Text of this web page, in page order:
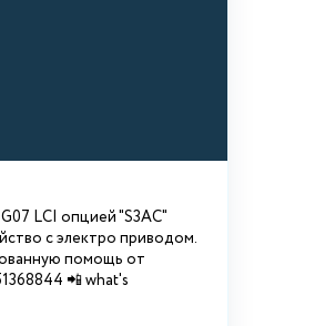
LCI опцией "S3АС"
с электро приводом.
помощь от
📲 what's